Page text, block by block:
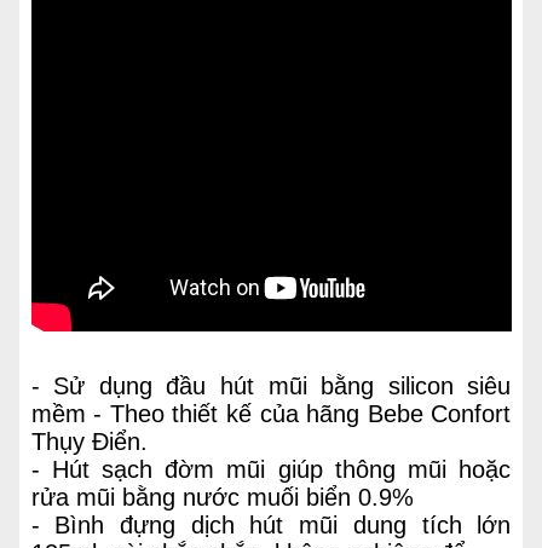
- Sử dụng đầu hút mũi bằng silicon siêu
mềm - Theo thiết kế của hãng Bebe Confort
Thụy Điển.
- Hút sạch đờm mũi giúp thông mũi hoặc
rửa mũi bằng nước muối biển 0.9%
- Bình đựng dịch hút mũi dung tích lớn